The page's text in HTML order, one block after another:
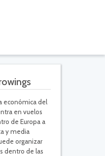
económica del
en vuelos
de Europa a
y media
organizar
dentro de las